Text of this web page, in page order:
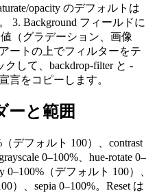
opacity のデフォルトは
3. Background フィールドに
（グラデーション、画像
ートの上でフィルターをテ
して、backdrop-filter と -
言をコピーします。
ーと範囲
（デフォルト 100）、contrast
0–100%、hue-rotate 0–
0–100%（デフォルト 100）、
）、sepia 0–100%。Reset は